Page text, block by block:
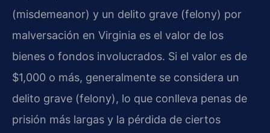
(misdemeanor) y un delito grave (felony) por
malversación en Virginia es el valor de los
bienes o fondos involucrados. Si el valor es de
$1,000 o más, generalmente se considera un
delito grave (felony), lo que conlleva penas de
prisión más largas y la pérdida de ciertos